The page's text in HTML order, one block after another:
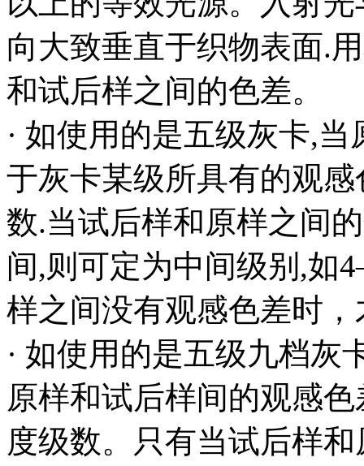
向大致垂直于织物表面.
和试后样之间的色差。
· 如使用的是五级灰卡,
于灰卡某级所具有的观
数.当试后样和原样之间
间,则可定为中间级别,
样之间没有观感色差时
· 如使用的是五级九档灰
原样和试后样间的观感
度级数。只有当试后样